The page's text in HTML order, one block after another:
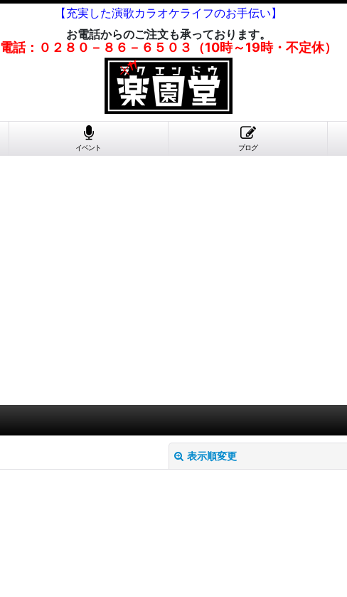
【充実した演歌カラオケライフのお手伝い】
お電話からのご注文も承っております。
電話：０２８０－８６－６５０３（10時～19時・不定休）
イベント ブログ
表示順変更